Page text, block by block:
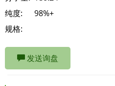
纯度:
98%+
规格:
发送询盘